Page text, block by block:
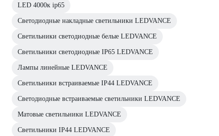
LED 4000к ip65
Светодиодные накладные светильники LEDVANCE
Светильники светодиодные белые LEDVANCE
Светильники светодиодные IP65 LEDVANCE
Лампы линейные LEDVANCE
Светильники встраиваемые IP44 LEDVANCE
Светодиодные встраиваемые светильники LEDVANCE
Матовые светильники LEDVANCE
Светильники IP44 LEDVANCE